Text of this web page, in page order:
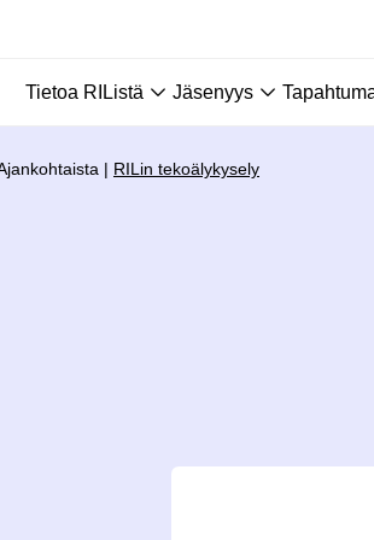
Tietoa RIListä Jäsenyys
| RILin tekoälykysely